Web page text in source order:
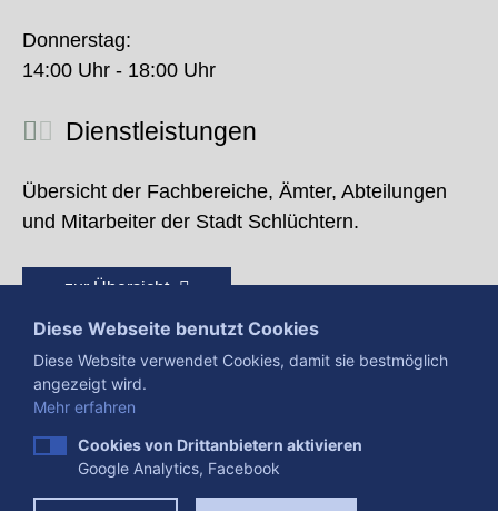
Donnerstag:
14:00 Uhr - 18:00 Uhr
Dienstleistungen
Übersicht der Fachbereiche, Ämter, Abteilungen
und Mitarbeiter der Stadt Schlüchtern.
zur Übersicht
Presse Impressum Datenschutzerklärung
Diese Webseite benutzt Cookies
Diese Website verwendet Cookies, damit sie bestmöglich
angezeigt wird.
Mehr erfahren
Cookies von Drittanbietern aktivieren
Google Analytics, Facebook